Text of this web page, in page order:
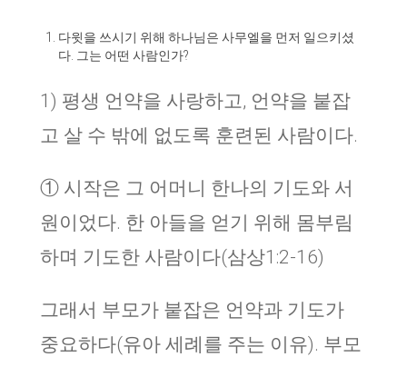
다윗을 쓰시기 위해 하나님은 사무엘을 먼저 일으키셨
다. 그는 어떤 사람인가?
1) 평생 언약을 사랑하고, 언약을 붙잡
고 살 수 밖에 없도록 훈련된 사람이다.
① 시작은 그 어머니 한나의 기도와 서
원이었다. 한 아들을 얻기 위해 몸부림
하며 기도한 사람이다(삼상1:2-16)
그래서 부모가 붙잡은 언약과 기도가
중요하다(유아 세례를 주는 이유). 부모